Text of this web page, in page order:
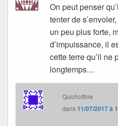
On peut penser
tenter de
un peu plus forte,
d’impuissance, il
cette terre qu’il ne
longtemps…
Quichottine
dans11/07/2017 à